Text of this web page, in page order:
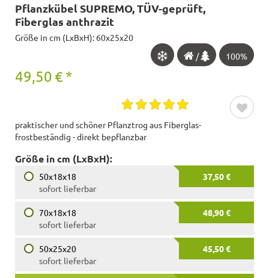
Pflanzkübel SUPREMO, TÜV-geprüft,
Fiberglas anthrazit
Größe in cm (LxBxH): 60x25x20
100%
/
49,50 € *
praktischer und schöner Pflanztrog aus Fiberglas-
frostbeständig - direkt bepflanzbar
Größe in cm (LxBxH):
50x18x18
37,50 €
sofort lieferbar
70x18x18
48,90 €
sofort lieferbar
50x25x20
45,50 €
sofort lieferbar